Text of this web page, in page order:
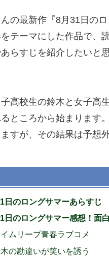
の最新作『8月31日の
テーマにした作品で、
らすじを紹介したいと
高校生の鈴木と女子高
ところから始まります
すが、その結果は予想
日のロングサマーあらすじ
日のロングサマー感想！面
ムリープ青春ラブコメ
の勘違いが笑いを誘う